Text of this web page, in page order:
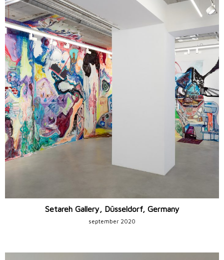
Setareh Gallery, Düsseldorf, Germany
september 2020